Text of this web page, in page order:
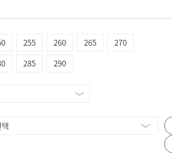
255 260 265
270
285 290